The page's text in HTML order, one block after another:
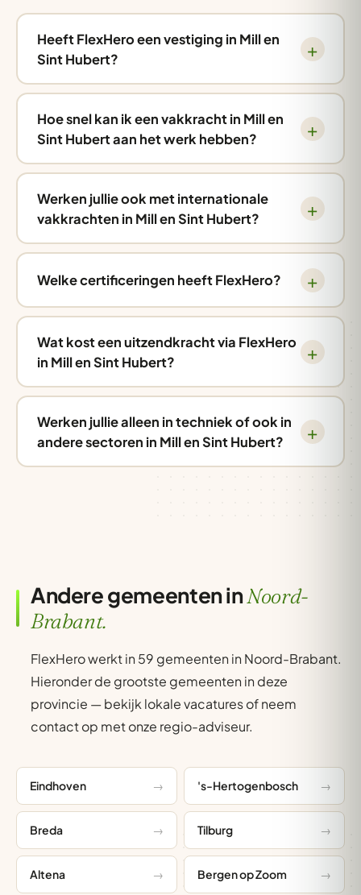
Heeft FlexHero een vestiging in Mill en
Sint Hubert?
Hoe snel kan ik een vakkracht in Mill en
Sint Hubert aan het werk hebben?
Werken jullie ook met internationale
vakkrachten in Mill en Sint Hubert?
Welke certificeringen heeft FlexHero?
Wat kost een uitzendkracht via FlexHero
in Mill en Sint Hubert?
Werken jullie alleen in techniek of ook in
andere sectoren in Mill en Sint Hubert?
Andere gemeenten inNoord-
Brabant.
FlexHero werkt in 59 gemeenten in Noord-Brabant.
Hieronder de grootste gemeenten in deze
provincie — bekijk lokale vacatures of neem
contact op met onze regio-adviseur.
Eindhoven 's-Hertogenbosch
Breda Tilburg
Altena Bergen op Zoom